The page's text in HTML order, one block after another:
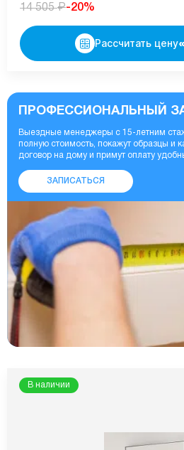
14 505₽-20%
Рассчитать цену
ПРОФЕССИОНАЛЬНЫЙ
Выездные менеджеры с 15-летним
полную стоимость, покажут образцы и
договор на дому и примут оплату
ЗАПИСАТЬСЯ
В наличии